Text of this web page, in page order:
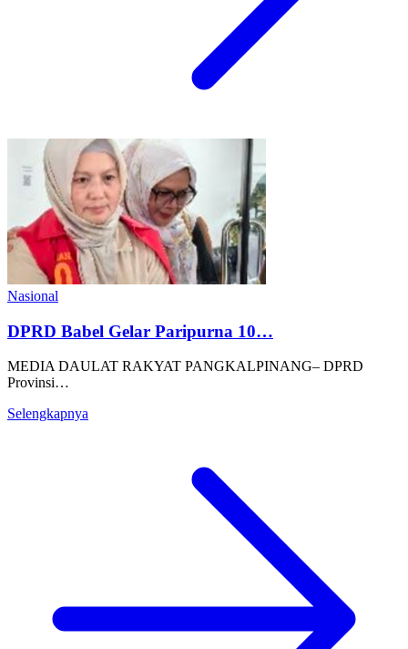
Nasional
DPRD Babel Gelar Paripurna 10…
MEDIA DAULAT RAKYAT PANGKALPINANG– DPRD
Provinsi…
Selengkapnya